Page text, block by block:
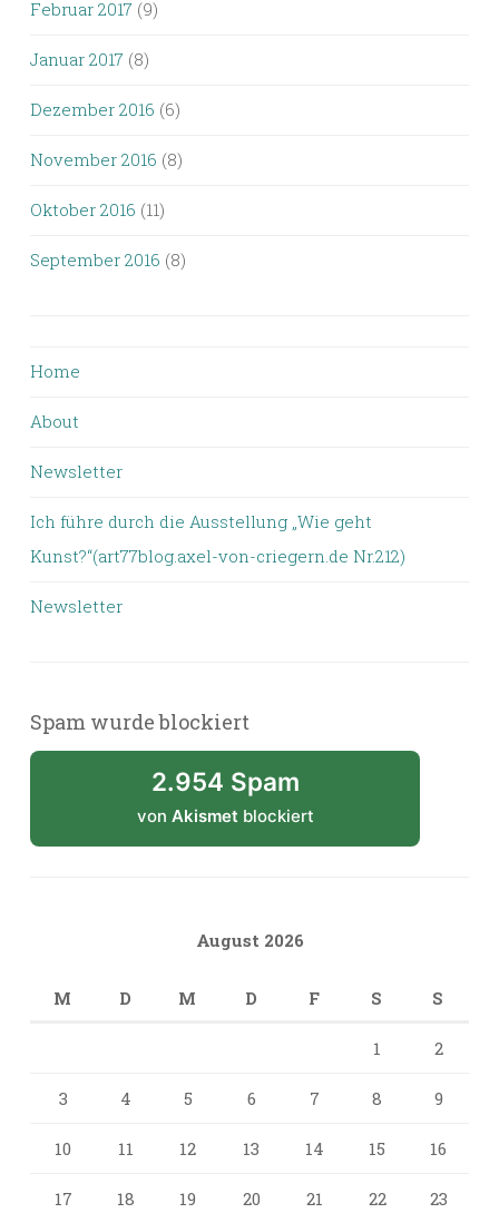
Februar 2017 (9)
Januar 2017 (8)
Dezember 2016 (6)
November 2016 (8)
Oktober 2016 (11)
September 2016 (8)
Home
About
Newsletter
Ich führe durch die Ausstellung „Wie geht
Kunst?“(art77blog.axel-von-criegern.de Nr.212)
Newsletter
Spam wurde blockiert
2.954 Spam
von Akismet blockiert
August 2026
M D M D F S S
1 2
3 4 5 6 7 8 9
10 11 12 13 14 15 16
17 18 19 20 21 22 23